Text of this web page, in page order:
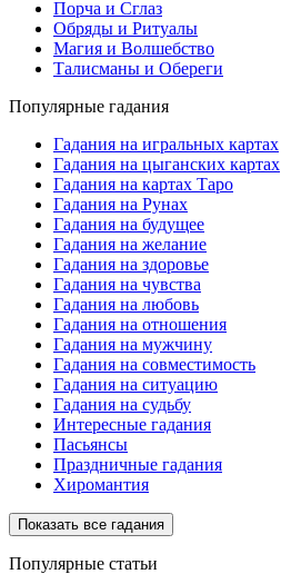
Порча и Сглаз
Обряды и Ритуалы
Магия и Волшебство
Талисманы и Обереги
Популярные гадания
Гадания на игральных картах
Гадания на цыганских картах
Гадания на картах Таро
Гадания на Рунах
Гадания на будущее
Гадания на желание
Гадания на здоровье
Гадания на чувства
Гадания на любовь
Гадания на отношения
Гадания на мужчину
Гадания на совместимость
Гадания на ситуацию
Гадания на судьбу
Интересные гадания
Пасьянсы
Праздничные гадания
Хиромантия
Показать все гадания
Популярные статьи